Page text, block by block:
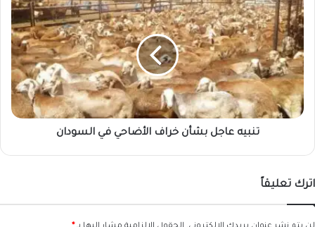
عاجل
بشأن
خراف
الأضاحي
في
السودان
تنبيه عاجل بشأن خراف الأضاحي في السودان
اترك تعليقاً